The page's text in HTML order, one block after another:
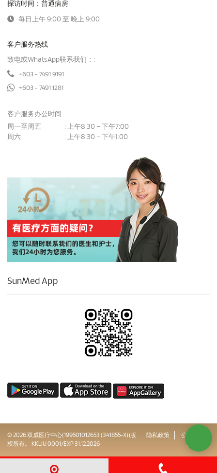
探访时间：普通病房
每日上午 9:00 至 晚上 9:00
客户服务热线
致电或WhatsApp联系我们：:
+603 - 7491 9191
+603 - 7491 1281
客户服务办公时间 :
周一至周五
: 上午8:30 – 下午7:00
周六
: 上午8:30 – 下午1:00
SunMed App
© 2026 双威医疗中心(199501012653 (341855-X))版
权所有。 KKLIU 0001/EXP 31.12.2026
隐私政策
公司治理
网站地图